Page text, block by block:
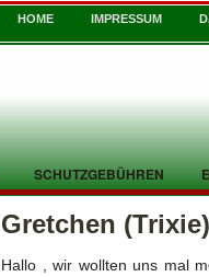
HOME IMPRESSUM
SCHUTZGEBÜHREN
Gretchen (Trixie)
Hallo , wir wollten uns mal